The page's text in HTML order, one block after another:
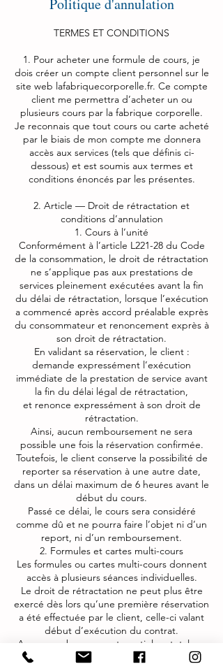
Politique d'annulation
TERMES ET CONDITIONS
1. Pour acheter une formule de cours, je
dois créer un compte client personnel sur le
site web lafabriquecorporelle.fr. Ce compte
client me permettra d’acheter un ou
plusieurs cours par la fabrique corporelle.
Je reconnais que tout cours ou carte acheté
par le biais de mon compte me donnera
accès aux services (tels que définis ci-
dessous) et est soumis aux termes et
conditions énoncés par les présentes.
2. Article — Droit de rétractation et
conditions d’annulation
1. Cours à l’unité
Conformément à l’article L221-28 du Code
de la consommation, le droit de rétractation
ne s’applique pas aux prestations de
services pleinement exécutées avant la fin
du délai de rétractation, lorsque l’exécution
a commencé après accord préalable exprès
du consommateur et renoncement exprès à
son droit de rétractation.
En validant sa réservation, le client :
demande expressément l’exécution
immédiate de la prestation de service avant
la fin du délai légal de rétractation,
et renonce expressément à son droit de
rétractation.
Ainsi, aucun remboursement ne sera
possible une fois la réservation confirmée.
Toutefois, le client conserve la possibilité de
reporter sa réservation à une autre date,
dans un délai maximum de 6 heures avant le
début du cours.
Passé ce délai, le cours sera considéré
comme dû et ne pourra faire l’objet ni d’un
report, ni d’un remboursement.
2. Formules et cartes multi-cours
Les formules ou cartes multi-cours donnent
accès à plusieurs séances individuelles.
Le droit de rétractation ne peut plus être
exercé dès lors qu’une première réservation
a été effectuée par le client, celle-ci valant
début d’exécution du contrat.
Aucun remboursement, partiel ou total, ne
sera alors possible.